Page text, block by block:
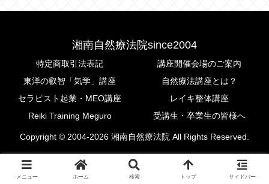
湘南自然療法院since2004
特定商取引法表記
講座開催会場のご案内
東洋の叡智「気学」講座
自然療法講座とは？
セラピスト起業・MEO講座
レイキ整体講座
Reiki Training Meguro
受講生・卒業生の皆様へ
Copyright © 2004-2026 湘南自然療法院 All Rights Reserved.
メニュー ホーム 検索 トップ サイドバー